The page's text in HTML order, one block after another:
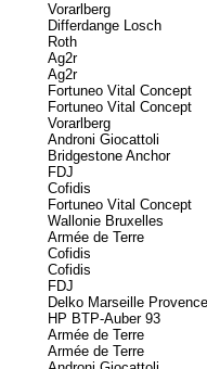
Vorarlberg
Differdange Losch
Roth
Ag2r
Ag2r
Fortuneo Vital Concept
Fortuneo Vital Concept
Vorarlberg
Androni Giocattoli
Bridgestone Anchor
FDJ
Cofidis
Fortuneo Vital Concept
Wallonie Bruxelles
Armée de Terre
Cofidis
Cofidis
FDJ
Delko Marseille Provence
HP BTP-Auber 93
Armée de Terre
Armée de Terre